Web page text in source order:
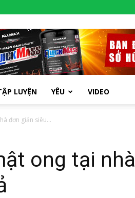
LUYỆN YÊU VIDEO
đơn giản siêu...
ong tại nhà